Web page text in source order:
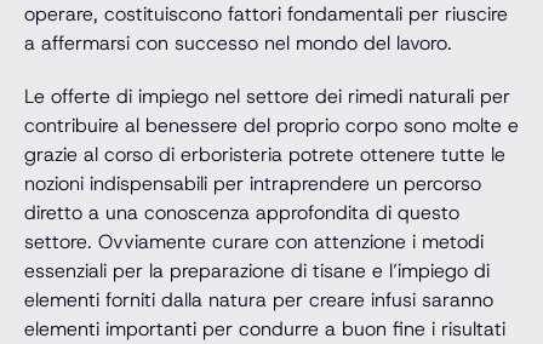
operare, costituiscono fattori fondamentali per riuscire
a affermarsi con successo nel mondo del lavoro.
Le offerte di impiego nel settore dei rimedi naturali per
contribuire al benessere del proprio corpo sono molte e
grazie al corso di erboristeria potrete ottenere tutte le
nozioni indispensabili per intraprendere un percorso
diretto a una conoscenza approfondita di questo
settore. Ovviamente curare con attenzione i metodi
essenziali per la preparazione di tisane e l’impiego di
elementi forniti dalla natura per creare infusi saranno
elementi importanti per condurre a buon fine i risultati